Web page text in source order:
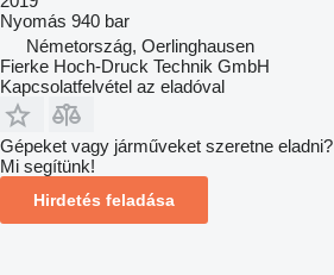
Nyomás 940 bar
Németország, Oerlinghausen
Fierke Hoch-Druck Technik GmbH
Kapcsolatfelvétel az eladóval
Gépeket vagy járműveket szeretne eladni?
Mi segítünk!
Hirdetés feladása